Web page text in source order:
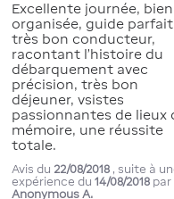
Excellente journée, bien
organisée, guide
très bon conducteur,
racontant l’histoire du
débarquement avec
précision, très bon
déjeuner, vsistes
passionnantes de lieux
mémoire, une réussite
totale.
Avis du 22/08/2018 , suite à
expérience du14/08/2018 par
Anonymous A.